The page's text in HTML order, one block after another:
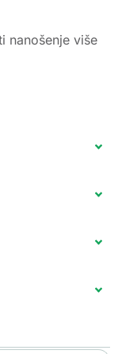
nanošenje više